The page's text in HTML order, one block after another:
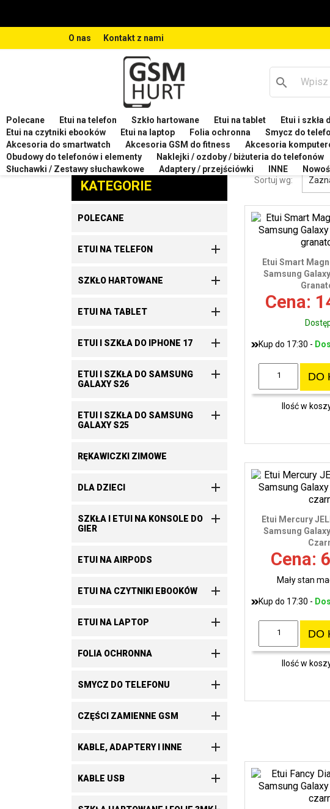
O nas Kontakt z nami
search
Polecane Etui na telefon Szkło hartowane Etui na tablet Etui i szkła
Etui na czytniki ebooków
Etui na laptop Folia ochronna Smycz do
Akcesoria do smartwatch
Akcesoria GSM do fitness Akcesoria
Obudowy do telefonów i elementy
Naklejki / ozdoby / biżuteria do telefonów
Słuchawki / Zestawy słuchawkowe
Adaptery / przejściówki INNE
Strona główna Etui na telefon Etui na telefon SAMSUNG Etui
Zaproponuj produkt
KATEGORIE
POLECANE
ETUI NA TELEFON 
SZKŁO HARTOWANE 
ETUI NA TABLET 
ETUI I SZKŁA DO IPHONE 17 
ETUI I SZKŁA DO SAMSUNG
GALAXY S26

ETUI I SZKŁA DO SAMSUNG
GALAXY S25

RĘKAWICZKI ZIMOWE
DLA DZIECI 
SZKŁA I ETUI NA KONSOLE DO
GIER

ETUI NA AIRPODS
ETUI NA CZYTNIKI EBOOKÓW 
ETUI NA LAPTOP 
FOLIA OCHRONNA 
SMYCZ DO TELEFONU 
CZĘŚCI ZAMIENNE GSM 
KABLE, ADAPTERY I INNE 
KABLE USB 
ETUI DO
Sortuj wg:
Etui Smart
Samsung
Cena:
Kup do 17:30 -
DO
Ilość w
Etui Mercury
Samsung
Cena:
Mały stan
Kup do 17:30 -
DO
Ilość w